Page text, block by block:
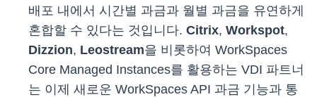
배포 내에서 시간별 과금과 월별 과금을 유연하게
혼합할 수 있다는 것입니다. Citrix, Workspot,
Dizzion, Leostream을 비롯하여 WorkSpaces
Core Managed Instances를 활용하는 VDI 파트너
는 이제 새로운 WorkSpaces API 과금 기능과 통